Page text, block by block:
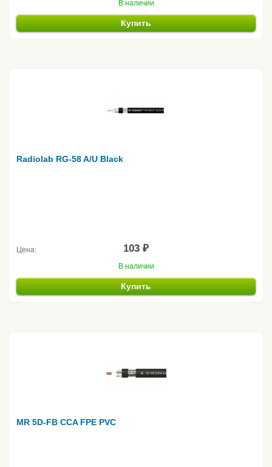
В наличии
Купить
Radiolab RG-58 A/U Black
Цена: 103 ₽
В наличии
Купить
MR 5D-FB CCA FPE PVC